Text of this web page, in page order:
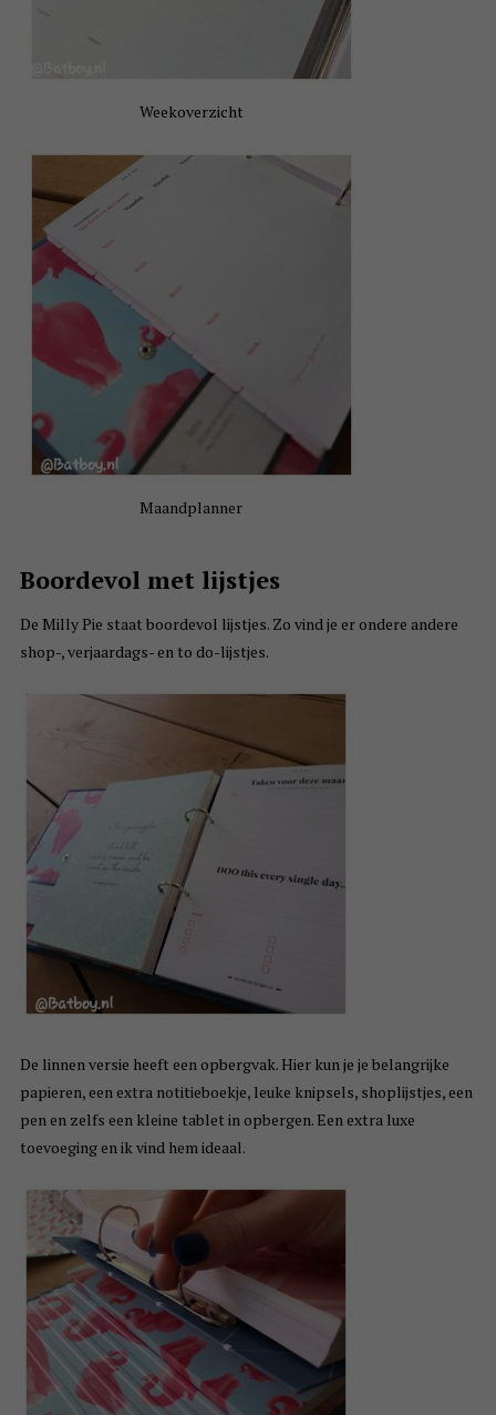
Weekoverzicht
Maandplanner
Boordevol met lijstjes
De Milly Pie staat boordevol lijstjes. Zo vind je er ondere andere
shop-, verjaardags- en to do-lijstjes.
De linnen versie heeft een opbergvak. Hier kun je je belangrijke
papieren, een extra notitieboekje, leuke knipsels, shoplijstjes, een
pen en zelfs een kleine tablet in opbergen. Een extra luxe
toevoeging en ik vind hem ideaal.